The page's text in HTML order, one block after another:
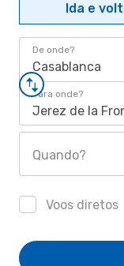
Ida e
De onde?
Casablanca
Para onde?
Jerez de la
Quando?
Voos diretos